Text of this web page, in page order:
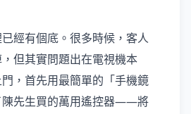
經有個底。很多時候，客人
但其實問題出在電視機本
，首先用最簡單的「手機鏡
陳先生買的萬用遙控器——將